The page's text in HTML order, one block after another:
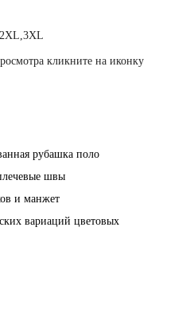
кликните на иконку
рубашка поло
швы
и манжет
вариаций цветовых